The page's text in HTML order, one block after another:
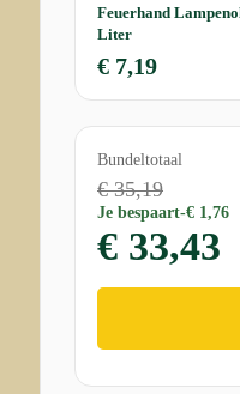
Feuerhand
Liter
€ 7,19
Bundeltotaal
€ 35,19
Je bespaart-€ 1,76
€ 33,43